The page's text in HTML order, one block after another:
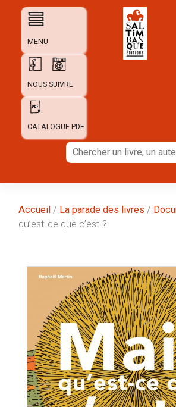
MENU
NOUS SUIVRE
CATALOGUE PDF
Chercher
un
auteur...
Accueil / La parade des livres /
qu’est-ce que c’est ?